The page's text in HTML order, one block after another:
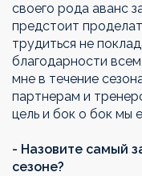
своего рода аванс
предстоит
трудиться не
благодарности
мне в течение
партнерам и
цель и бок о бок мы
- Назовите самый
сезоне?